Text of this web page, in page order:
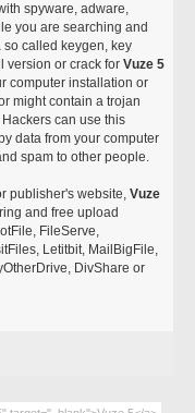
spyware, adware,
you are searching and
called keygen, key
version or crack forVuze 5
computer installation or
might contain a trojan
can use this
data from your computer
spam to other people.
publisher's website,Vuze
and free upload
FileServe,
Letitbit, MailBigFile,
DivShare or